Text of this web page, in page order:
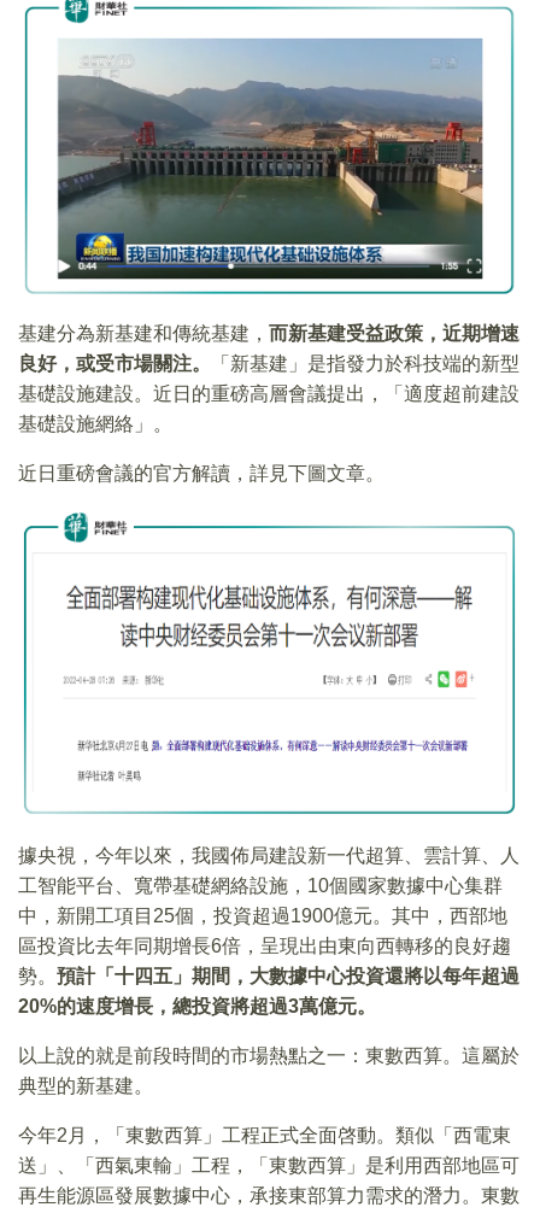
基建分為新基建和傳統基建， 而新基建受益政策，近期增速
良好，或受市場關注。
「新基建」是指發力於科技端的新型
基礎設施建設。近日的重磅高層會議提出，「適度超前建設
基礎設施網絡」。
近日重磅會議的官方解讀，詳見下圖文章。
據央視，今年以來，我國佈局建設新一代超算、雲計算、人
工智能平台、寬帶基礎網絡設施，10個國家數據中心集群
中，新開工項目25個，投資超過1900億元。其中，西部地
區投資比去年同期增長6倍，呈現出由東向西轉移的良好趨
勢。 預計「十四五」期間，大數據中心投資還將以每年超過
20%的速度增長，總投資將超過3萬億元。
以上說的就是前段時間的市場熱點之一：東數西算。這屬於
典型的新基建。
今年2月，「東數西算」工程正式全面啓動。類似「西電東
送」、「西氣東輸」工程，「東數西算」是利用西部地區可
再生能源區發展數據中心，承接東部算力需求的潛力。東數